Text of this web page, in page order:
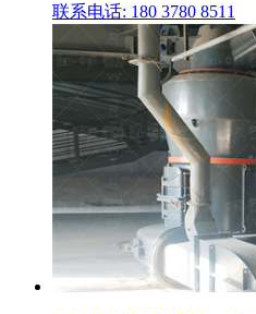
联系电话: 180 3780 8511